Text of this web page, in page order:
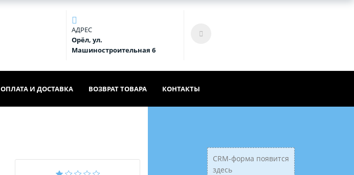
АДРЕС
Орёл, ул.
Машиностроительная 6
ОПЛАТА И ДОСТАВКА ВОЗВРАТ ТОВАРА КОНТАКТЫ
CRM-форма появится
здесь